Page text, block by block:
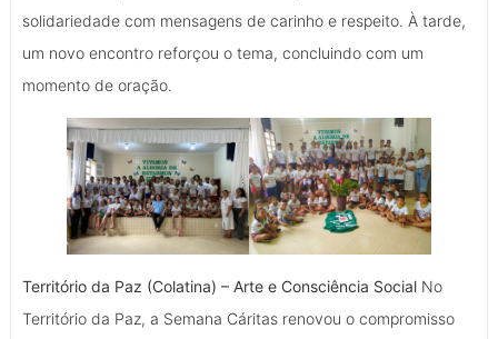
solidariedade com mensagens de carinho e respeito. À tarde,
um novo encontro reforçou o tema, concluindo com um
momento de oração.
Território da Paz (Colatina) – Arte e Consciência Social No
Território da Paz, a Semana Cáritas renovou o compromisso